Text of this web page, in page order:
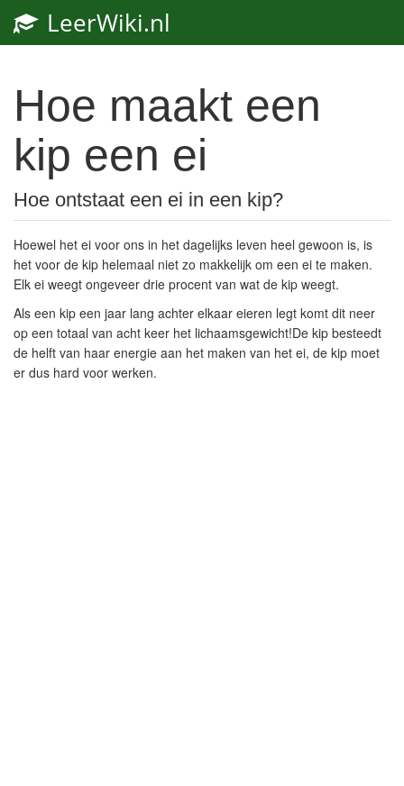
LeerWiki.nl
Hoe maakt een
kip een ei
Hoe ontstaat een ei in een kip?
Hoewel het ei voor ons in het dagelijks leven heel gewoon is, is
het voor de kip helemaal niet zo makkelijk om een ei te maken.
Elk ei weegt ongeveer drie procent van wat de kip weegt.
Als een kip een jaar lang achter elkaar eieren legt komt dit neer
op een totaal van acht keer het lichaamsgewicht!De kip besteedt
de helft van haar energie aan het maken van het ei, de kip moet
er dus hard voor werken.